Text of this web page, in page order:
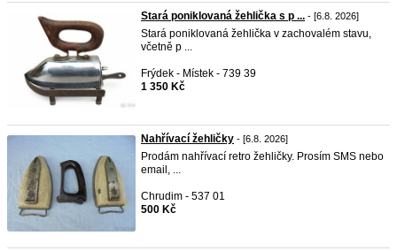
Stará poniklovaná žehlička s p ... - [6.8. 2026]
Stará poniklovaná žehlička v zachovalém stavu,
včetně p ...
Frýdek - Místek - 739 39
1 350 Kč
Nahřívací žehličky - [6.8. 2026]
Prodám nahřívací retro žehličky. Prosím SMS nebo
email, ...
Chrudim - 537 01
500 Kč